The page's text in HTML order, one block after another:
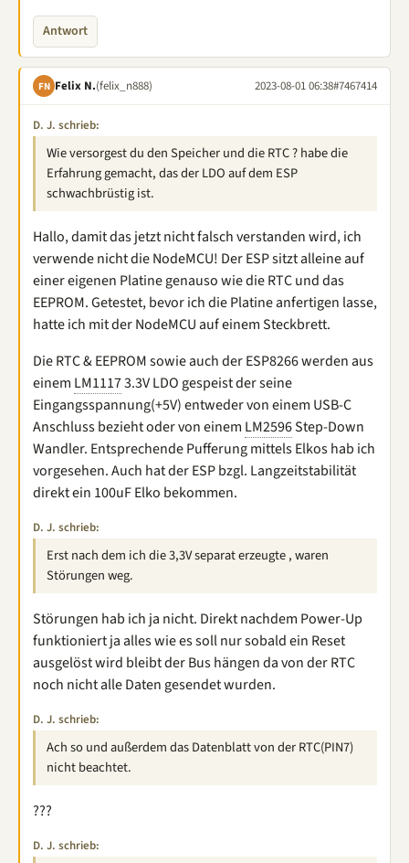
Antwort
FN Felix N.(felix_n888) 2023-08-01 06:38#7467414
D. J. schrieb:
Wie versorgest du den Speicher und die RTC ? habe die
Erfahrung gemacht, das der LDO auf dem ESP
schwachbrüstig ist.
Hallo, damit das jetzt nicht falsch verstanden wird, ich
verwende nicht die NodeMCU! Der ESP sitzt alleine auf
einer eigenen Platine genauso wie die RTC und das
EEPROM. Getestet, bevor ich die Platine anfertigen lasse,
hatte ich mit der NodeMCU auf einem Steckbrett.
Die RTC & EEPROM sowie auch der ESP8266 werden aus
einem LM11173.3V LDO gespeist der seine
Eingangsspannung(+5V) entweder von einem USB-C
Anschluss bezieht oder von einem LM2596Step-Down
Wandler. Entsprechende Pufferung mittels Elkos hab ich
vorgesehen. Auch hat der ESP bzgl. Langzeitstabilität
direkt ein 100uF Elko bekommen.
D. J. schrieb:
Erst nach dem ich die 3,3V separat erzeugte , waren
Störungen weg.
Störungen hab ich ja nicht. Direkt nachdem Power-Up
funktioniert ja alles wie es soll nur sobald ein Reset
ausgelöst wird bleibt der Bus hängen da von der RTC
noch nicht alle Daten gesendet wurden.
D. J. schrieb:
Ach so und außerdem das Datenblatt von der RTC(PIN7)
nicht beachtet.
???
D. J. schrieb: